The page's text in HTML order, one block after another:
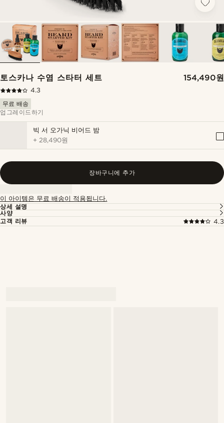
토스카나 수염 스타터 세트 154,490원
4.3
무료 배송
업그레이드하기
빅 서 오가닉 비어드 밤
+ 28,490원
장바구니에 추가
이 아이템은 무료 배송이 적용됩니다.
상세 설명
사양
고객 리뷰
4.3